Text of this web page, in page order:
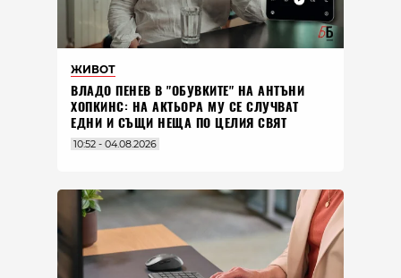
ЖИВОТ
ВЛАДO ПЕНЕВ В "ОБУВКИТЕ" НА АНТЪНИ
ХОПКИНС: НА АКТЬОРА МУ СЕ СЛУЧВАТ
ЕДНИ И СЪЩИ НЕЩА ПО ЦЕЛИЯ СВЯТ
10:52 - 04.08.2026